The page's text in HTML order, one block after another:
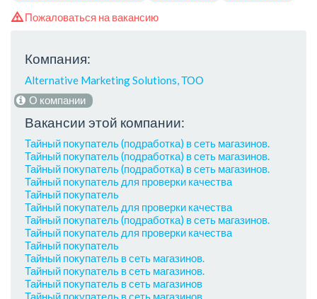
Пожаловаться на вакансию
Компания:
Alternative Marketing Solutions, ТОО
О компании
Вакансии этой компании:
Тайный покупатель (подработка) в сеть магазинов.
Тайный покупатель (подработка) в сеть магазинов.
Тайный покупатель (подработка) в сеть магазинов.
Тайный покупатель для проверки качества
Тайный покупатель
Тайный покупатель для проверки качества
Тайный покупатель (подработка) в сеть магазинов.
Тайный покупатель для проверки качества
Тайный покупатель
Тайный покупатель в сеть магазинов.
Тайный покупатель в сеть магазинов.
Тайный покупатель в сеть магазинов
Тайный покупатель в сеть магазинов